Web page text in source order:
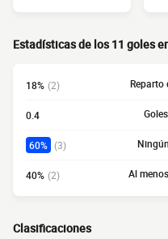
Estadísticas de los 11 goles
18% (2) Reparto
0.4
60% (3)
40% (2) Al
Clasificaciones